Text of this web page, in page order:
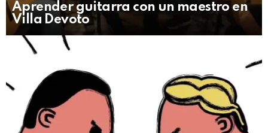
Aprender guitarra con un maestro en
Villa Devoto